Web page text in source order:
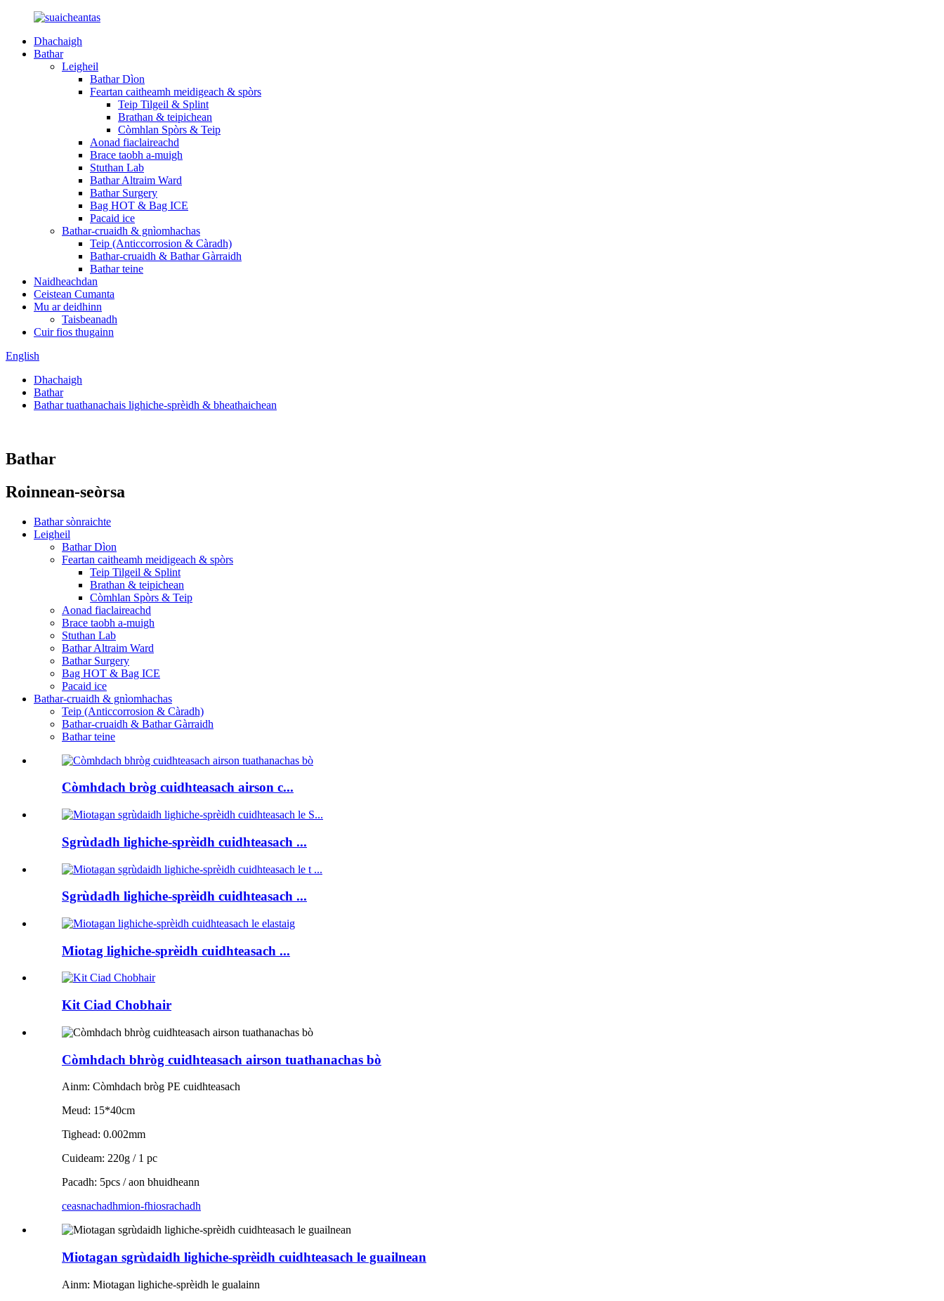
Dhachaigh
Bathar
Leigheil
Bathar Dìon
Feartan caitheamh meidigeach & spòrs
Teip Tilgeil & Splint
Brathan & teipichean
Còmhlan Spòrs & Teip
Aonad fiaclaireachd
Brace taobh a-muigh
Stuthan Lab
Bathar Altraim Ward
Bathar Surgery
Bag HOT & Bag ICE
Pacaid ice
Bathar-cruaidh & gnìomhachas
Teip (Anticcorrosion & Càradh)
Bathar-cruaidh & Bathar Gàrraidh
Bathar teine
Naidheachdan
Ceistean Cumanta
Mu ar deidhinn
Taisbeanadh
Cuir fios thugainn
English
Dhachaigh
Bathar
Bathar tuathanachais lighiche-sprèidh & bheathaichean
Bathar
Roinnean-seòrsa
Bathar sònraichte
Leigheil
Bathar Dìon
Feartan caitheamh meidigeach & spòrs
Teip Tilgeil & Splint
Brathan & teipichean
Còmhlan Spòrs & Teip
Aonad fiaclaireachd
Brace taobh a-muigh
Stuthan Lab
Bathar Altraim Ward
Bathar Surgery
Bag HOT & Bag ICE
Pacaid ice
Bathar-cruaidh & gnìomhachas
Teip (Anticcorrosion & Càradh)
Bathar-cruaidh & Bathar Gàrraidh
Bathar teine
Còmhdach bròg cuidhteasach airson c...
Sgrùdadh lighiche-sprèidh cuidhteasach ...
Sgrùdadh lighiche-sprèidh cuidhteasach ...
Miotag lighiche-sprèidh cuidhteasach ...
Kit Ciad Chobhair
Còmhdach bhròg cuidhteasach airson tuathanachas bò
Ainm: Còmhdach bròg PE cuidhteasach
Meud: 15*40cm
Tighead: 0.002mm
Cuideam: 220g / 1 pc
Pacadh: 5pcs / aon bhuidheann
ceasnachadhmion-fhiosrachadh
Miotagan sgrùdaidh lighiche-sprèidh cuidhteasach le guailnean
Ainm: Miotagan lighiche-sprèidh le gualainn